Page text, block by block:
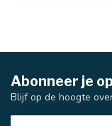
Abonneer je
Blijf op de hoogte